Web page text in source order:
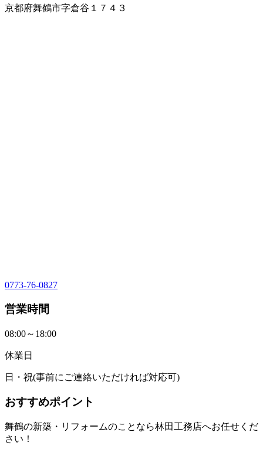
京都府舞鶴市字倉谷１７４３
0773-76-0827
営業時間
08:00～18:00
休業日
日・祝(事前にご連絡いただければ対応可)
おすすめポイント
舞鶴の新築・リフォームのことなら林田工務店へお任せくだ
さい！